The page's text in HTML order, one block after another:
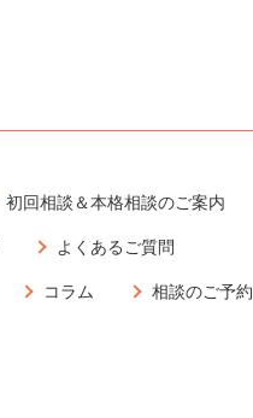
初回相談＆本格相談のご案内
よくあるご質問
コラム 相談のご予約